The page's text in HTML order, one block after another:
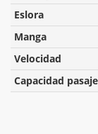
Eslora
Manga
Velocidad
Capacidad